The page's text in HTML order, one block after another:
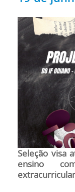
Seleção visa
ensino